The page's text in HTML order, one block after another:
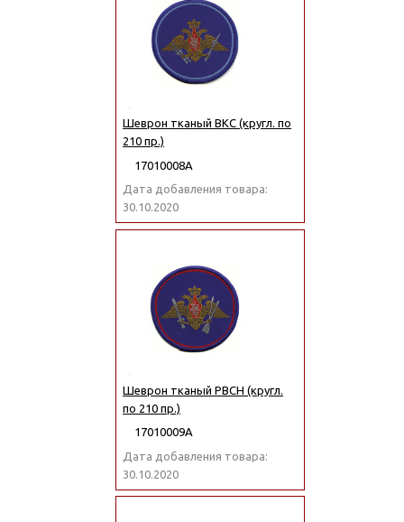
Шеврон тканый ВКС (кругл. по
210 пр.)
17010008А
Дата добавления товара:
30.10.2020
Шеврон тканый РВСН (кругл.
по 210 пр.)
17010009А
Дата добавления товара:
30.10.2020